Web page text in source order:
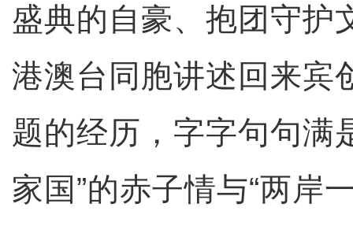
盛典的自豪、抱团守护
港澳台同胞讲述回来宾
题的经历，字字句句满
家国”的赤子情与“两岸